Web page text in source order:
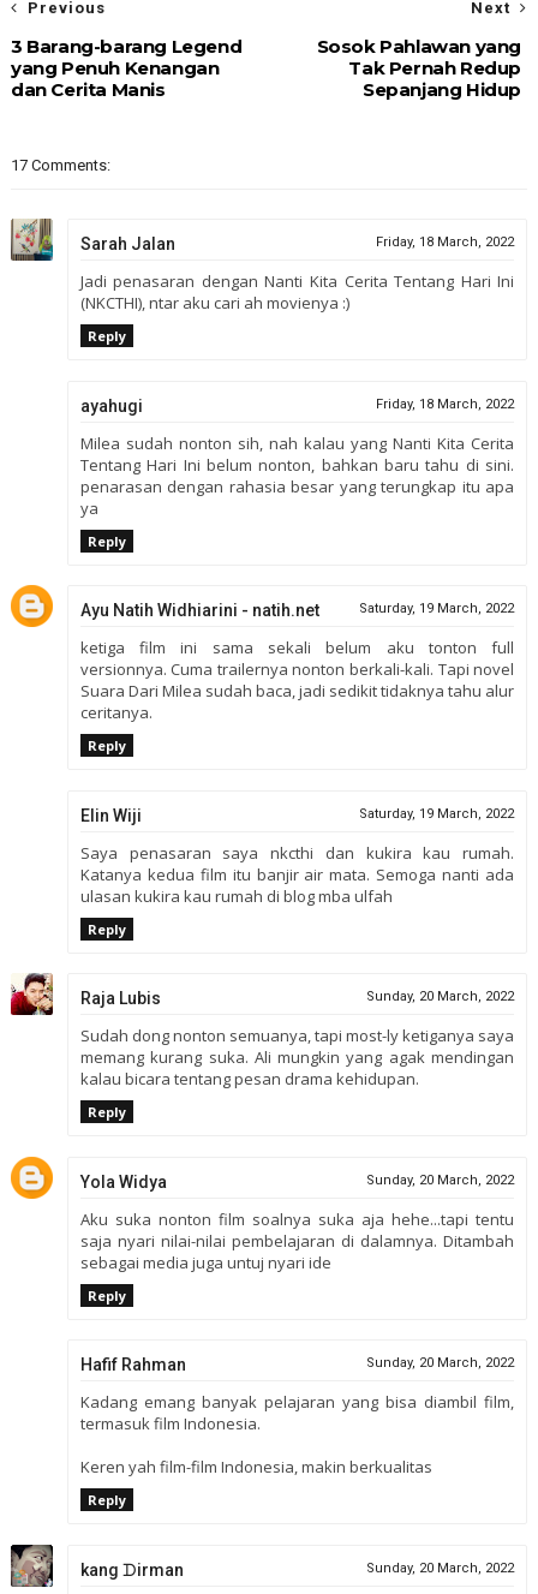
Next
Sosok Pahlawan yang
Tak Pernah Redup
Sepanjang Hidup
Previous
3 Barang-barang Legend
yang Penuh Kenangan
dan Cerita Manis
17 Comments:
Sarah Jalan Friday, 18 March, 2022
Jadi penasaran dengan Nanti Kita Cerita Tentang Hari Ini
(NKCTHI), ntar aku cari ah movienya :)
Reply
ayahugi Friday, 18 March, 2022
Milea sudah nonton sih, nah kalau yang Nanti Kita Cerita
Tentang Hari Ini belum nonton, bahkan baru tahu di sini.
penarasan dengan rahasia besar yang terungkap itu apa
ya
Reply
Ayu Natih Widhiarini - natih.net Saturday, 19 March, 2022
ketiga film ini sama sekali belum aku tonton full
versionnya. Cuma trailernya nonton berkali-kali. Tapi novel
Suara Dari Milea sudah baca, jadi sedikit tidaknya tahu alur
ceritanya.
Reply
Elin Wiji Saturday, 19 March, 2022
Saya penasaran saya nkcthi dan kukira kau rumah.
Katanya kedua film itu banjir air mata. Semoga nanti ada
ulasan kukira kau rumah di blog mba ulfah
Reply
Raja Lubis Sunday, 20 March, 2022
Sudah dong nonton semuanya, tapi most-ly ketiganya saya
memang kurang suka. Ali mungkin yang agak mendingan
kalau bicara tentang pesan drama kehidupan.
Reply
Yola Widya Sunday, 20 March, 2022
Aku suka nonton film soalnya suka aja hehe...tapi tentu
saja nyari nilai-nilai pembelajaran di dalamnya. Ditambah
sebagai media juga untuj nyari ide
Reply
Hafif Rahman Sunday, 20 March, 2022
Kadang emang banyak pelajaran yang bisa diambil film,
termasuk film Indonesia.
Keren yah film-film Indonesia, makin berkualitas
Reply
kang ᗪirman Sunday, 20 March, 2022